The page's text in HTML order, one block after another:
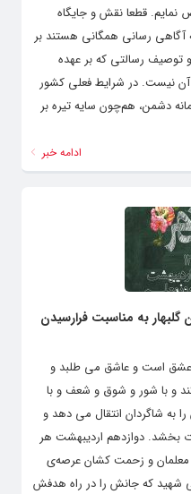
قطعا نقش و جایگاه
آگاهی رسانی همگانی هستند بر
رسالتی که بر عهده
آن نیست. در شرایط فعلی کشور
دشمن، هم‌چون سایه تیره بر
ادامه خبر
به مناسبت فرارسیدن
عشق است و عاشق می طلبد و
و با شور و شوق و شعف و با
به شاگردان انتقال می دهد و
بخشد. دوازدهم اردیبهشت هر
معلمان و زحمت کشان عرصه‌ی
شهید که جانش را در راه هدفش